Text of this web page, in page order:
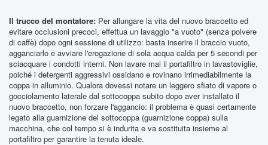
Il trucco del montatore: Per allungare la vita del nuovo braccetto ed
evitare occlusioni precoci, effettua un lavaggio "a vuoto" (senza polvere
di caffè) dopo ogni sessione di utilizzo: basta inserire il braccio vuoto,
agganciarlo e avviare l'erogazione di sola acqua calda per 5 secondi per
sciacquare i condotti interni. Non lavare mai il portafiltro in lavastoviglie,
poiché i detergenti aggressivi ossidano e rovinano irrimediabilmente la
coppa in alluminio. Qualora dovessi notare un leggero sfiato di vapore o
gocciolamento laterale dal sottocoppa subito dopo aver installato il
nuovo braccetto, non forzare l'aggancio: il problema è quasi certamente
legato alla guarnizione del sottocoppa (guarnizione coppa) sulla
macchina, che col tempo si è indurita e va sostituita insieme al
portafiltro per garantire la tenuta ideale.